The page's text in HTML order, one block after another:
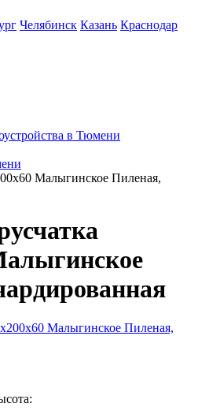
Челябинск Казань Краснодар
в Тюмени
Малыгинское Пиленая,